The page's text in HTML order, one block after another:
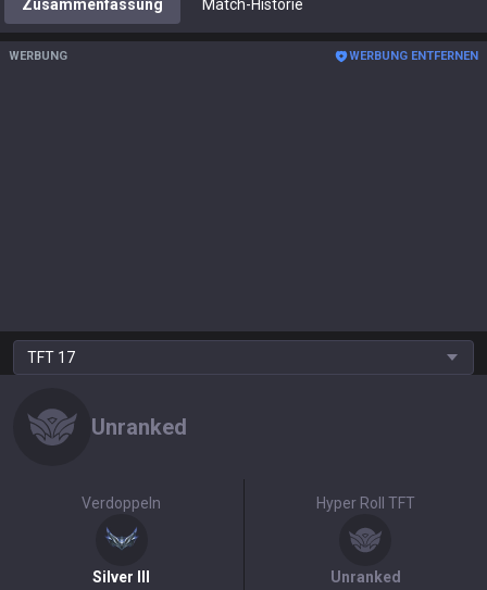
Zusammenfassung Match-Historie
WERBUNG WERBUNG ENTFERNEN
TFT 17
Unranked
Verdoppeln
Silver
Hyper Roll TFT
Unranked